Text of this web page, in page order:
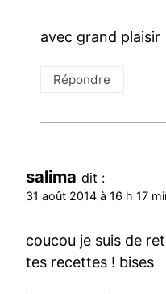
avec grand plaisir
Répondre
salima dit :
31 août 2014 à 16 h 17
coucou je suis de
tes recettes ! bises